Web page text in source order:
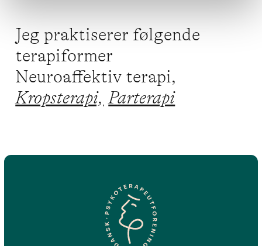
Jeg praktiserer følgende
terapiformer
Neuroaffektiv terapi,
Kropsterapi, Parterapi